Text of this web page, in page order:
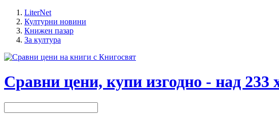
LiterNet
Културни новини
Книжен пазар
За култура
Сравни цени, купи изгодно - над 233